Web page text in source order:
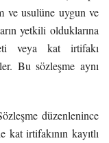
ve usulüne uygun ve
yetkili olduklarına
veya kat irtifakı
Bu sözleşme aynı
düzenlenince
irtifakının kayıtlı